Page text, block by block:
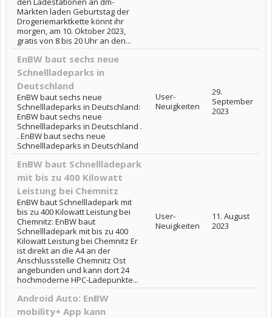
Märkten laden Geburtstag der
Drogeriemarktkette könnt ihr
morgen, am 10. Oktober 2023,
gratis von 8 bis 20 Uhr an den...
EnBW baut sechs neue
Schnellladeparks in
Deutschland
EnBW baut sechs neue
Schnellladeparks in Deutschland:
EnBW baut sechs neue
Schnellladeparks in Deutschland .
. EnBW baut sechs neue
Schnellladeparks in Deutschland
User-
Neuigkeiten
29.
September
2023
EnBW baut Schnellladepark
mit bis zu 400 Kilowatt
Leistung bei Chemnitz
EnBW baut Schnellladepark mit
bis zu 400 Kilowatt Leistung bei
Chemnitz: EnBW baut
Schnellladepark mit bis zu 400
Kilowatt Leistung bei Chemnitz Er
ist direkt an die A4 an der
Anschlussstelle Chemnitz Ost
angebunden und kann dort 24
hochmoderne HPC-Ladepunkte...
User-
Neuigkeiten
11. August
2023
Android Auto: EnBW
mobility+ App kann